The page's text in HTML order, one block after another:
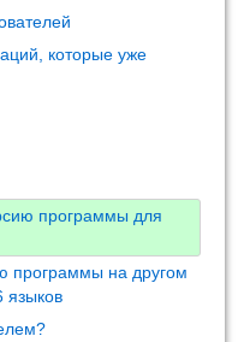
которые уже
программы для
программы на другом
языков